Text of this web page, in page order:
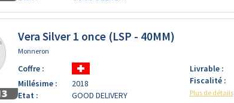
Vera Silver 1 once (LSP - 40MM)
Monneron
Coffre :
Millésime :
2018
Etat :
GOOD DELIVERY
Livrable :
Fiscalité :
Plus de détails